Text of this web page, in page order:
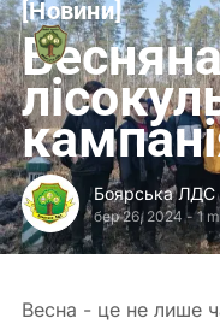
[Новини[
Боярська ЛДС
бер 26, 2024 -1
Весна - це не лише